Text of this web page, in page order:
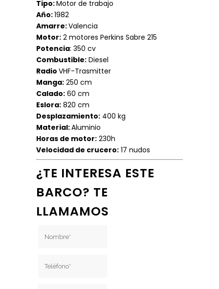
Tipo:Motor de trabajo
Año:1982
Amarre:Valencia
Motor: 2 motores Perkins Sabre 215
Potencia: 350 cv
Combustible: Diesel
Radio VHF-Trasmitter
Manga: 250 cm
Calado: 60 cm
Eslora: 820 cm
Desplazamiento: 400 kg
Material:Aluminio
Horas de motor: 230h
Velocidad de crucero: 17 nudos
¿TE INTERESA ESTE
BARCO? TE
LLAMAMOS